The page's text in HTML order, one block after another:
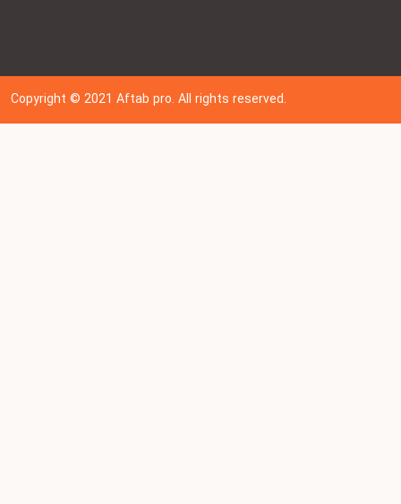
Copyright © 202 1Aftab pro. All rights reserved.